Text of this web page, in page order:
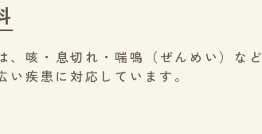
、咳・息切れ・喘鳴（ぜんめい）な
い疾患に対応しています。